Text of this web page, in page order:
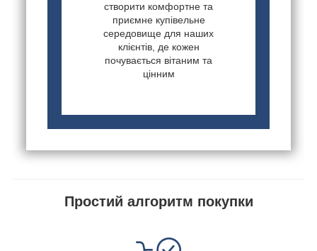
створити комфортне та
приємне купівельне
середовище для наших
клієнтів, де кожен
почувається вітаним та
цінним
Простий алгоритм покупки